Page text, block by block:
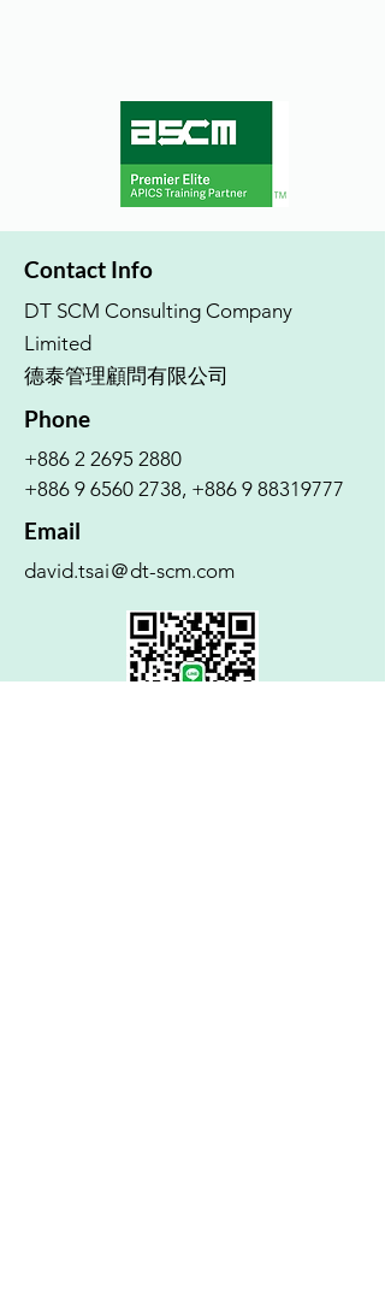
Contact Info
DT SCM Consulting Company
Limited
德泰管理顧問有限公司
Phone
+886 2 2695 2880
+886 9 6560 2738, +886 9 88319777
Email
david.tsai＠dt-scm.com